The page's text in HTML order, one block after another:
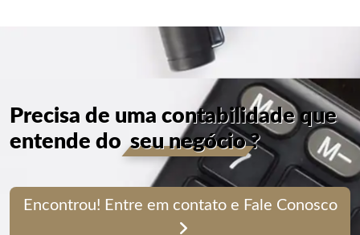
Precisa de uma contabilidade que
entende do seu negócio?
Encontrou! Entre em contato e Fale Conosco